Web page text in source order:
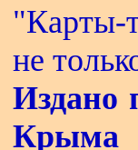
"Карты-
не
Издано
Крыма